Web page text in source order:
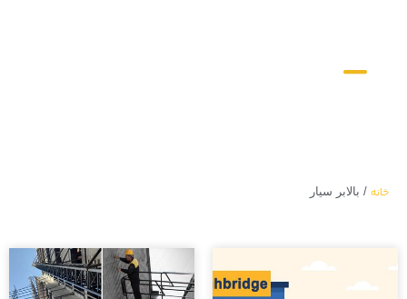
خانه / بالابر سیار